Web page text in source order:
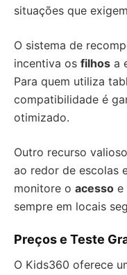
situações que
O sistema de
incentiva os filhos a
Para quem utiliza
compatibilidade é
otimizado.
Outro recurso
ao redor de escolas
monitore o acesso e
sempre em locais
Preços e Teste
O Kids360 oferece